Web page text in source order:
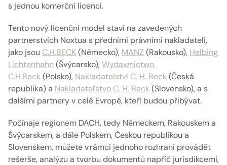
s jednou komerční licencí.
Tento nový licenční model staví na zavedených
partnerstvích Noxtua s předními právními nakladateli,
jako jsou C.H.BECK (Německo), MANZ (Rakousko), Helbing
Lichtenhahn (Švýcarsko), Wydawnictwo
C.H.Beck (Polsko), Nakladatelství C. H. Beck (Česká
republika) a Nakladateľstvo C. H. Beck (Slovensko), a s
dalšími partnery v celé Evropě, kteří budou přibývat.
Počínaje regionem DACH, tedy Německem, Rakouskem a
Švýcarskem, a dále Polskem, Českou republikou a
Slovenskem, můžete v rámci jednoho rozhraní provádět
rešerše, analýzu a tvorbu dokumentů napříč jurisdikcemi,